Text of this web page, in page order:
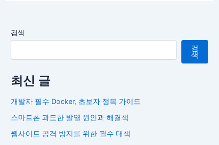
검색
검
색
최신 글
개발자 필수 Docker, 초보자 정복 가이드
스마트폰 과도한 발열 원인과 해결책
웹사이트 공격 방지를 위한 필수 대책